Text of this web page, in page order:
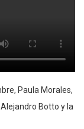
Paula Morales,
Botto y la